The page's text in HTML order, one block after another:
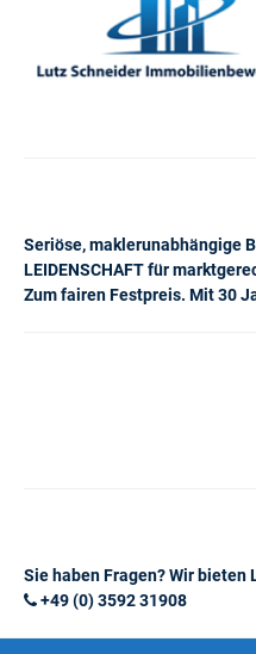
Seriöse, maklerunabhängige
LEIDENSCHAFT für
Zum fairen Festpreis. Mit 30
Sie haben Fragen? Wir
+49 (0) 3592 31908